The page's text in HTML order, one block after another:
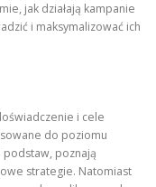
jak działają kampanie
i maksymalizować ich
i cele
do poziomu
podstaw, poznają
strategie. Natomiast